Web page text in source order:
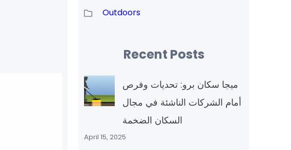
Outdoors
Recent Posts
ميجا سكان برو: تحديات وفرص
أمام الشركات الناشئة في مجال
السكان الضخمة
April 15, 2025